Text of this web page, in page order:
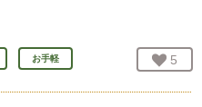
お手軽 お気
5